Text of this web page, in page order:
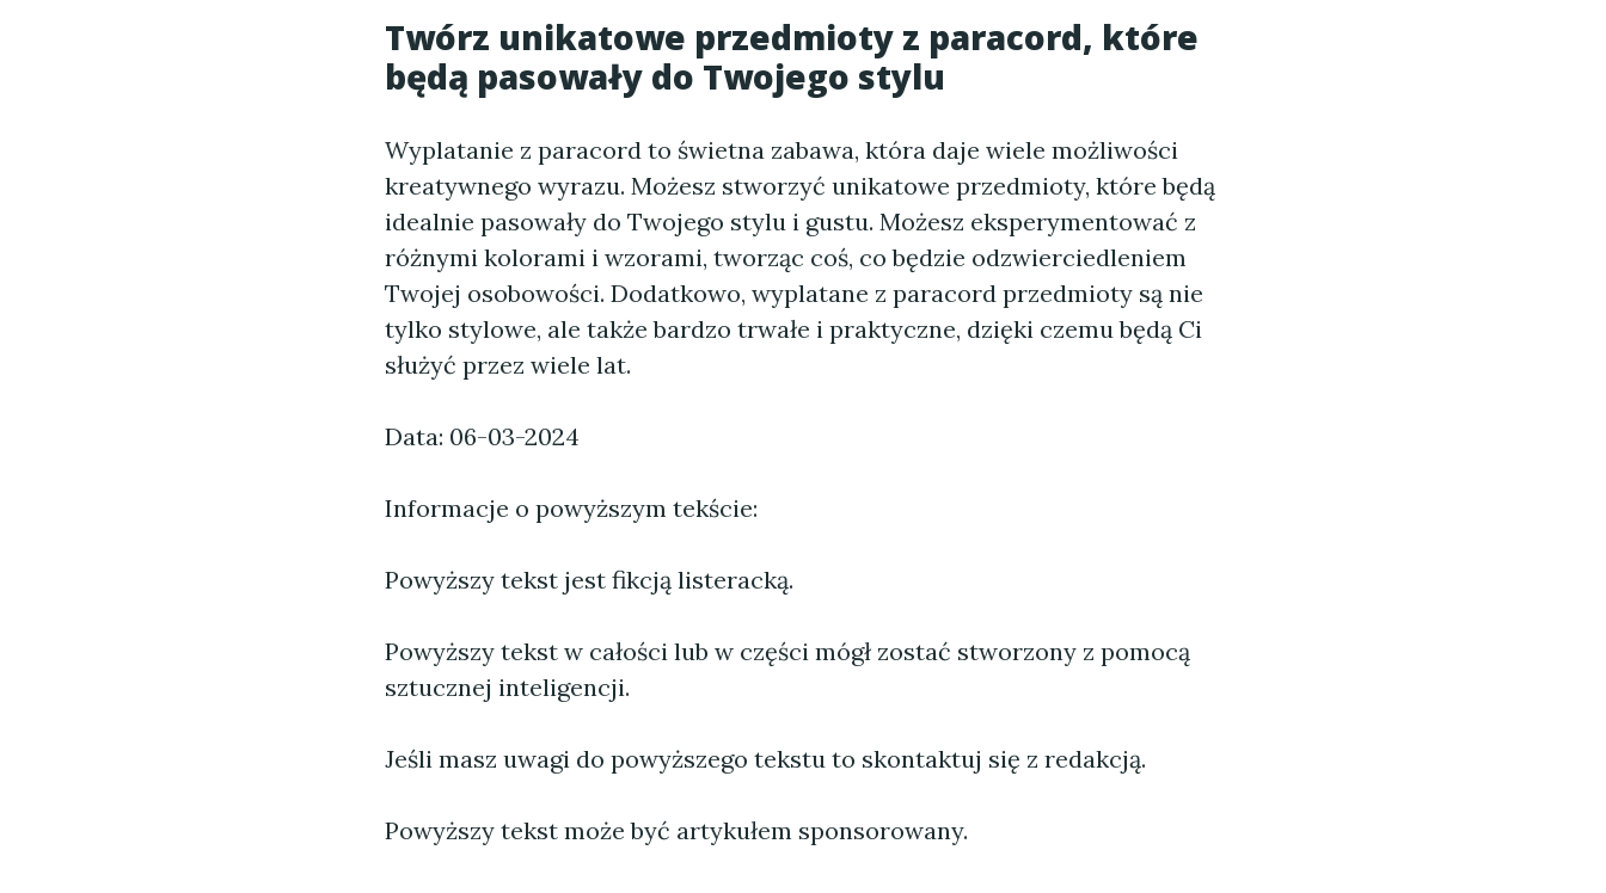
Twórz unikatowe przedmioty z paracord, które
będą pasowały do Twojego stylu
Wyplatanie z paracord to świetna zabawa, która daje wiele możliwości
kreatywnego wyrazu. Możesz stworzyć unikatowe przedmioty, które będą
idealnie pasowały do Twojego stylu i gustu. Możesz eksperymentować z
różnymi kolorami i wzorami, tworząc coś, co będzie odzwierciedleniem
Twojej osobowości. Dodatkowo, wyplatane z paracord przedmioty są nie
tylko stylowe, ale także bardzo trwałe i praktyczne, dzięki czemu będą Ci
służyć przez wiele lat.
Data: 06-03-2024
Informacje o powyższym tekście:
Powyższy tekst jest fikcją listeracką.
Powyższy tekst w całości lub w części mógł zostać stworzony z pomocą
sztucznej inteligencji.
Jeśli masz uwagi do powyższego tekstu to skontaktuj się z redakcją.
Powyższy tekst może być artykułem sponsorowany.